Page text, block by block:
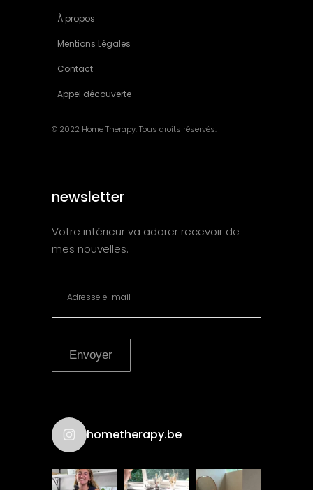
À propos
Mentions Légales
Contact
Appel découverte
© 2022 Home Therapy. Tous droits réservés.
newsletter
Votre intérieur va adorer recevoir de
mes nouvelles.
Envoyer
hometherapy.be